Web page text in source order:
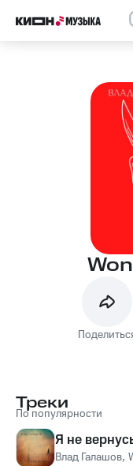
Треки
По популярности
Я не
Влад Галашов,